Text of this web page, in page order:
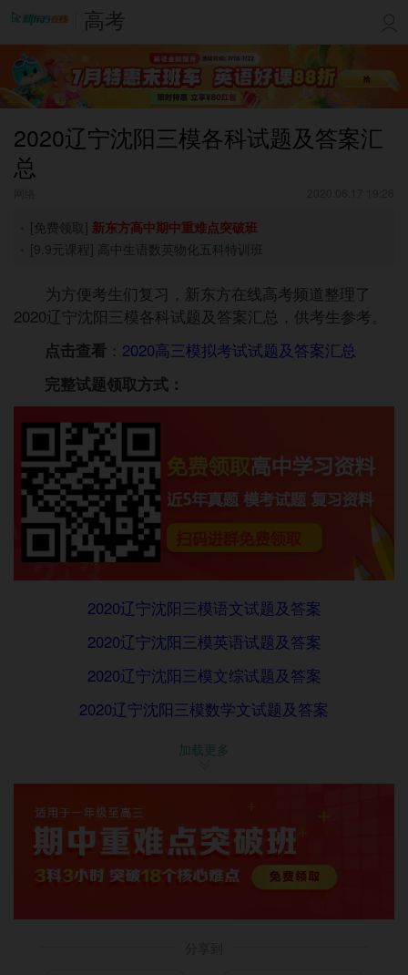
高考
2020辽宁沈阳三模各科试题及答案汇
总
[免费领取] 新东方高中期中重难点突破班
[9.9元课程] 高中生语数英物化五科特训班
为方便考生们复习，新东方在线高考频道整理了
2020辽宁沈阳三模各科试题及答案汇总 ，供考生参考。
点击查看 ： 2020高三模拟考试试题及答案汇总
完整试题领取方式：
2020辽宁沈阳三模语文试题及答案
2020辽宁沈阳三模英语试题及答案
2020辽宁沈阳三模文综试题及答案
2020辽宁沈阳三模数学文试题及答案
2020辽宁沈阳三模理综试题及答案
模考的作用：
模考，就是为了让同学们更快的适应考试时间、答
题节奏，在模拟的过程中感受真实考试的氛围，从而在
真正的考试中能够正常发挥，甚至超常发挥，取得一个
加载更多